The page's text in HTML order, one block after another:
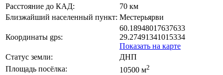
Расстояние до КАД:
70 км
Близжайший населенный пункт: Местерьярви
Координаты gps:
60.18948017637633
29.27491341015334
Показать на карте
Статус земли:
ДНП
Площадь посёлка:
10500 м2